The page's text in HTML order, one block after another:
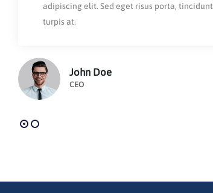
adipiscing elit. Sed eget risus porta, tincidunt
turpis at.
John Doe
CEO